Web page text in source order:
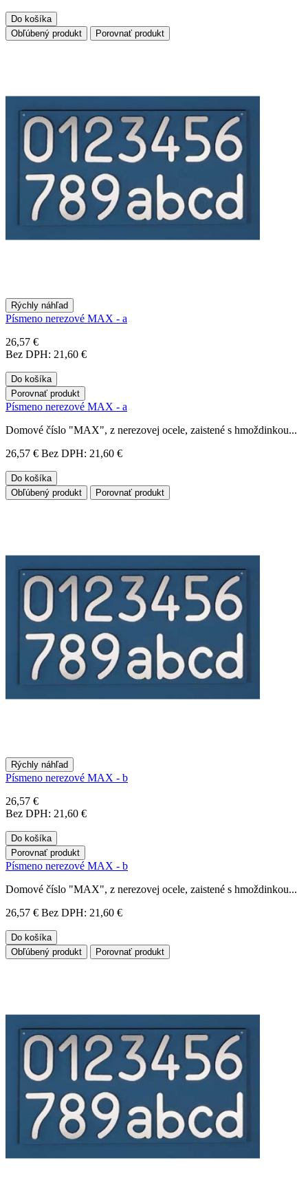
Do košíka
Obľúbený produkt
Porovnať produkt
Rýchly náhľad
Písmeno nerezové MAX - a
26,57 €
Bez DPH: 21,60 €
Do košíka
Porovnať produkt
Písmeno nerezové MAX - a
Domové číslo "MAX", z nerezovej ocele, zaistené s hmoždinkou...
26,57 € Bez DPH: 21,60 €
Do košíka
Obľúbený produkt
Porovnať produkt
Rýchly náhľad
Písmeno nerezové MAX - b
26,57 €
Bez DPH: 21,60 €
Do košíka
Porovnať produkt
Písmeno nerezové MAX - b
Domové číslo "MAX", z nerezovej ocele, zaistené s hmoždinkou...
26,57 € Bez DPH: 21,60 €
Do košíka
Obľúbený produkt
Porovnať produkt